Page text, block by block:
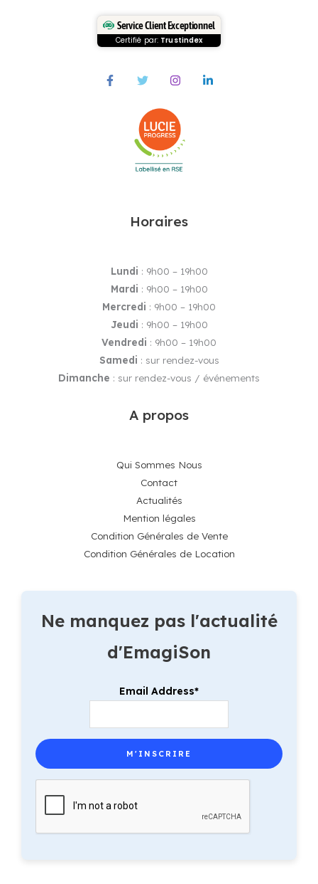
Service Client Exceptionnel
Certifié par: Trustindex
Horaires
Lundi : 9h00 – 19h00
Mardi : 9h00 – 19h00
Mercredi : 9h00 – 19h00
Jeudi : 9h00 – 19h00
Vendredi : 9h00 – 19h00
Samedi : sur rendez-vous
Dimanche : sur rendez-vous / événements
A propos
Qui Sommes Nous
Contact
Actualités
Mention légales
Condition Générales de Vente
Condition Générales de Location
Ne manquez pas l'actualité
d'EmagiSon
Email Address*